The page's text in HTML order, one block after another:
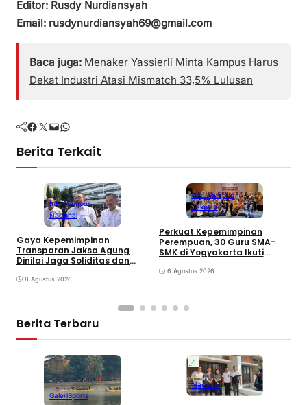
Editor: Rusdy Nurdiansyah
Email: rusdynurdiansyah69@gmail.com
Baca juga: Menaker Yassierli Minta Kampus Harus
Dekat Industri Atasi Mismatch 33,5% Lulusan
Facebook Twitter Mail WhatsApp
Berita Terkait
Info Kampus
Nasional
Gaya Kepemimpinan
Transparan Jaksa Agung
Dinilai Jaga Soliditas dan
Adhyaksa
8 Agustus 2026
Info Kampus
Sekolah
Perkuat Kepemimpinan
Perempuan, 30 Guru SMA-
SMK di Yogyakarta Ikuti
6 Agustus 2026
Berita Terbaru
GaleriSports
Nasional